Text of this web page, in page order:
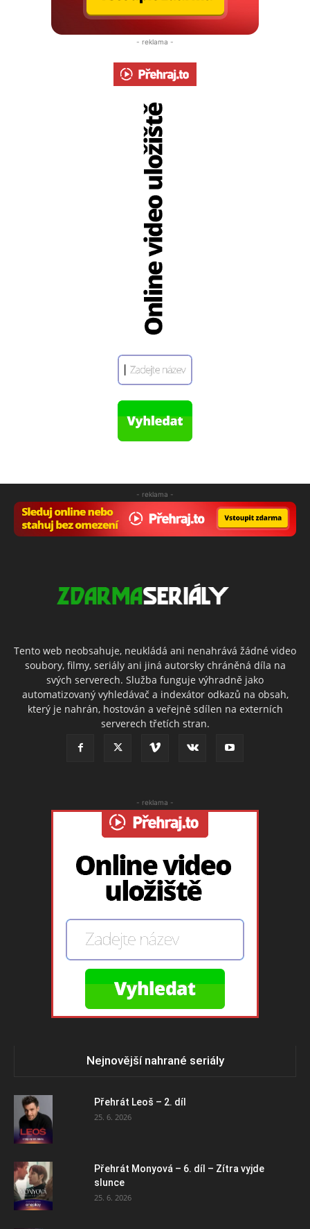
- reklama -
- reklama -
Tento web neobsahuje, neukládá ani nenahrává žádné video
soubory, filmy, seriály ani jiná autorsky chráněná díla na
svých serverech. Služba funguje výhradně jako
automatizovaný vyhledávač a indexátor odkazů na obsah,
který je nahrán, hostován a veřejně sdílen na externích
serverech třetích stran.
- reklama -
Nejnovější nahrané seriály
Přehrát Leoš – 2. díl
25. 6. 2026
Přehrát Monyová – 6. díl – Zítra vyjde
slunce
25. 6. 2026